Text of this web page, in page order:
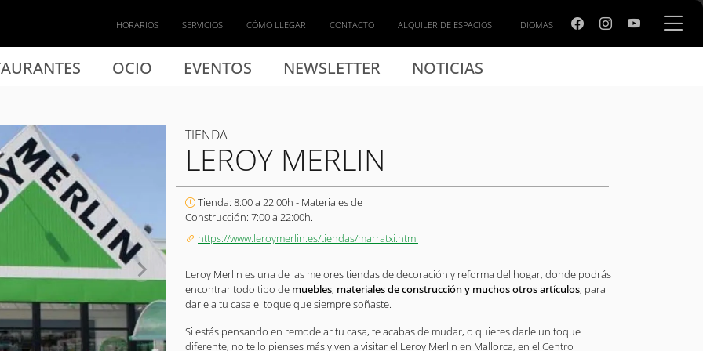
OCIO EVENTOS NEWSLETTER NOTICIAS
HORARIOS SERVICIOS CÓMO LLEGAR CONTACTO ALQUILER DE ESPACIOS IDIOMAS
TIENDA
LEROY MERLIN
Tienda: 8:00 a 22:00h - Materiales de
Construcción: 7:00 a 22:00h.
https://www.leroymerlin.es/tiendas/marratxi.html
Leroy Merlin es una de las mejores tiendas de decoración y reforma del hogar, donde podrás
encontrar todo tipo de muebles, materiales de construcción y muchos otros artículos, para
darle a tu casa el toque que siempre soñaste.
Si estás pensando en remodelar tu casa, te acabas de mudar, o quieres darle un toque
diferente, no te lo pienses más y ven a visitar el Leroy Merlin en Mallorca, en el Centro